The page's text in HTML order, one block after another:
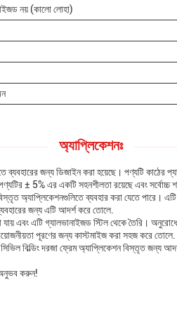
নয় (কালো লোহা)
অ্যাপ্লিকেশনঃ
ব্যবহারের জন্য ডিজাইন করা হয়েছে। পণ্যটি কাঠের
± 5% এর একটি সহনশীলতা রয়েছে এবং
অ্যাপ্লিকেশনগুলিতে ব্যবহার করা যেতে পারে।
জন্য এটি আদর্শ করে তোলে.
এবং এটি গ্যালভানাইজড স্টিল থেকে তৈরি।
পূরণের জন্য কাস্টমাইজ করা সহজ করে তোলে.
বিল্ডিং দরজা ফ্রেম অ্যাপ্লিকেশন বিস্তৃত জন্য
অনুভব করুন!